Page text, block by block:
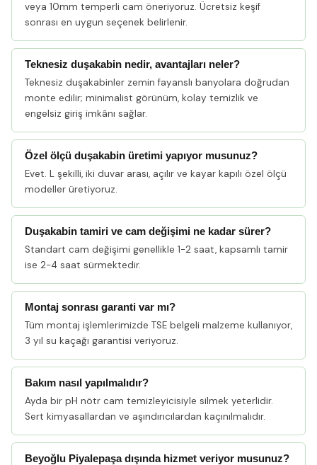
veya 10mm temperli cam öneriyoruz. Ücretsiz keşif
sonrası en uygun seçenek belirlenir.
Teknesiz duşakabin nedir, avantajları neler?
Teknesiz duşakabinler zemin fayanslı banyolara doğrudan
monte edilir; minimalist görünüm, kolay temizlik ve
engelsiz giriş imkânı sağlar.
Özel ölçü duşakabin üretimi yapıyor musunuz?
Evet. L şekilli, iki duvar arası, açılır ve kayar kapılı özel ölçü
modeller üretiyoruz.
Duşakabin tamiri ve cam değişimi ne kadar sürer?
Standart cam değişimi genellikle 1-2 saat, kapsamlı tamir
ise 2-4 saat sürmektedir.
Montaj sonrası garanti var mı?
Tüm montaj işlemlerimizde TSE belgeli malzeme kullanıyor,
3 yıl su kaçağı garantisi veriyoruz.
Bakım nasıl yapılmalıdır?
Ayda bir pH nötr cam temizleyicisiyle silmek yeterlidir.
Sert kimyasallardan ve aşındırıcılardan kaçınılmalıdır.
Beyoğlu Piyalepaşa dışında hizmet veriyor musunuz?